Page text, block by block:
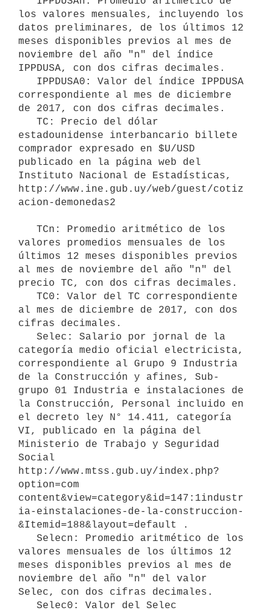
los valores mensuales, incluyendo los
datos preliminares, de los últimos 12
meses disponibles previos al mes de
noviembre del año "n" del índice
IPPDUSA, con dos cifras decimales.
correspondiente al mes de diciembre
de 2017, con dos cifras decimales.
estadounidense interbancario billete
comprador expresado en $U/USD
publicado en la página web del
Instituto Nacional de Estadísticas,
http://www.ine.gub.uy/web/guest/cotiz
acion-demonedas2
valores promedios mensuales de los
últimos 12 meses disponibles previos
al mes de noviembre del año "n" del
precio TC, con dos cifras decimales.
al mes de diciembre de 2017, con dos
cifras decimales.
categoría medio oficial electricista,
correspondiente al Grupo 9 Industria
de la Construcción y afines, Sub-
grupo 01 Industria e instalaciones de
la Construcción, Personal incluido en
el decreto ley N° 14.411, categoría
VI, publicado en la página del
Ministerio de Trabajo y Seguridad
Social
http://www.mtss.gub.uy/index.php?
option=com
content&view=category&id=147:1industr
ia-einstalaciones-de-la-construccion-
&Itemid=188&layout=default .
valores mensuales de los últimos 12
meses disponibles previos al mes de
noviembre del año "n" del valor
Selec, con dos cifras decimales.